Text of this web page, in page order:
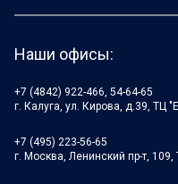
Наши офисы:
+7 (4842) 922-466, 54-64-65
г. Калуга, ул. Кирова, д.39, ТЦ
+7 (495) 223-56-65
г. Москва, Ленинский пр-т,